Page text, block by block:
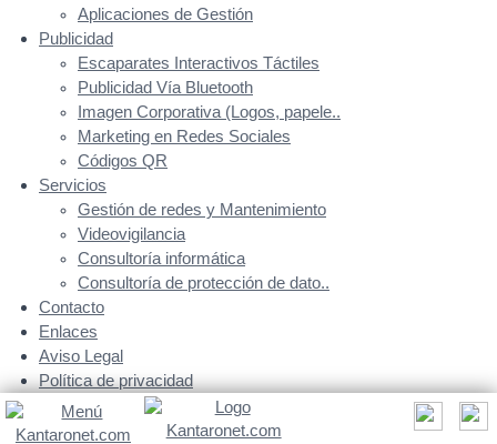
Aplicaciones de Gestión
Publicidad
Escaparates Interactivos Táctiles
Publicidad Vía Bluetooth
Imagen Corporativa (Logos, papele..
Marketing en Redes Sociales
Códigos QR
Servicios
Gestión de redes y Mantenimiento
Videovigilancia
Consultoría informática
Consultoría de protección de dato..
Contacto
Enlaces
Aviso Legal
Política de privacidad